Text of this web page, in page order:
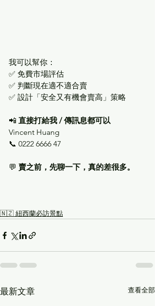
我可以幫你：
✅ 免費市場評估
✅ 判斷現在適不適合賣
✅ 設計「安全又有機會賣高」策略
📲 直接打給我 / 傳訊息都可以
Vincent Huang
📞 0222 6666 47
💬 賣之前，先聊一下，真的差很多。
🇳🇿 紐西蘭必訪景點
最新文章 查看全部